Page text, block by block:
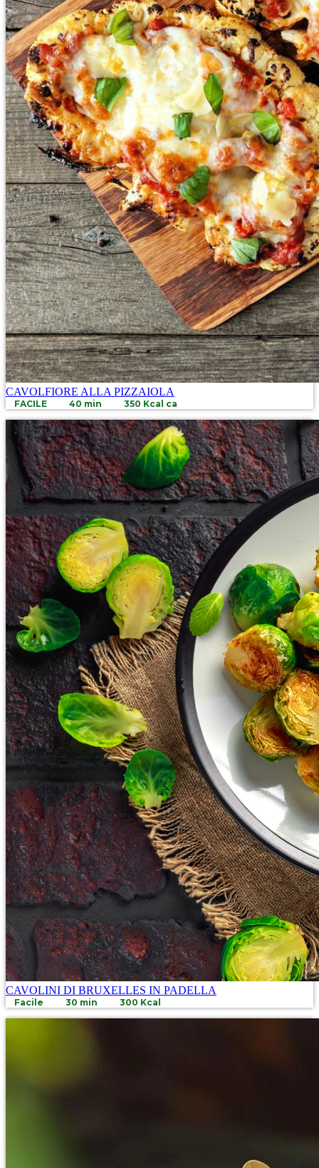
CAVOLFIORE ALLA PIZZAIOLA
FACILE 40 min 350 Kcal ca
CAVOLINI DI BRUXELLES IN PADELLA
Facile 30 min 300 Kcal